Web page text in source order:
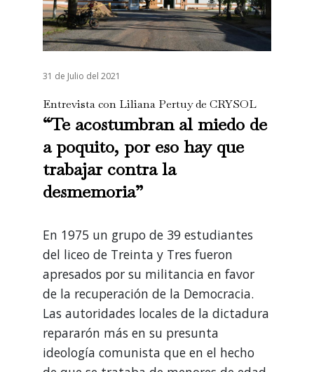
31 de Julio del 2021
Entrevista con Liliana Pertuy de CRYSOL
“Te acostumbran al miedo de
a poquito, por eso hay que
trabajar contra la
desmemoria”
En 1975 un grupo de 39 estudiantes
del liceo de Treinta y Tres fueron
apresados por su militancia en favor
de la recuperación de la Democracia.
Las autoridades locales de la dictadura
repararón más en su presunta
ideología comunista que en el hecho